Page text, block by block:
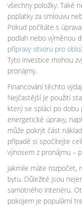
všechny položky. Také
poplatky za smlouvu
Pokud počítáte s
podlah nebo výměnou
přípravy otvoru pro
Tyto investice mohou
pronájmy.
Financování těchto
Nejčastější je použití
který se splácí po
energetické úpravy,
může pokrýt část
případě si spočítejte
výnosem z pronájmu –
Jakmile máte
bytu. Důležité jsou
samotného interiéru.
pokojem je populární